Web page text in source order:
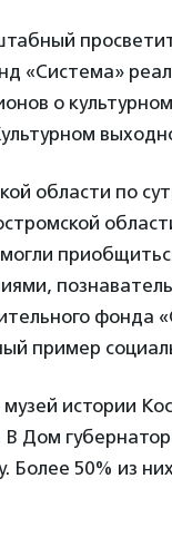
«Система»
о
области по
фонда
пример
истории
Дом
50% из